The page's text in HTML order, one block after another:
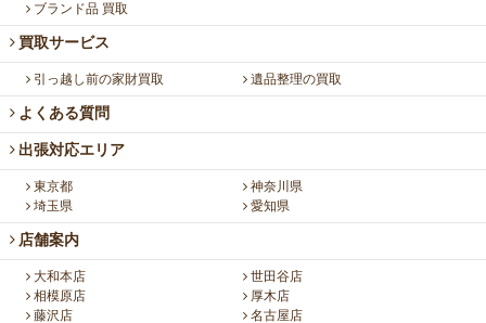
ブランド品 買取
買取サービス
引っ越し前の家財買取 遺品整理の買取
よくある質問
出張対応エリア
東京都
神奈川県
埼玉県
愛知県
店舗案内
大和本店
世田谷店
相模原店
厚木店
藤沢店
名古屋店